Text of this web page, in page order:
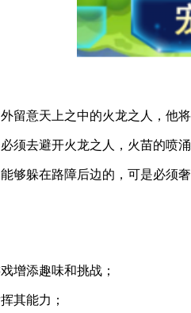
留意天上之中的火龙之人，他
须去避开火龙之人，火苗的喷
够躲在路障后边的，可是必须
增添趣味和挑战；
其能力；